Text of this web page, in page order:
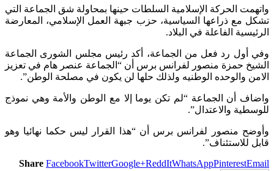
واتهمت الحركة الإسلامية السلطات حينها بمحاولة شق الجماعة التي
تشكل مع ذراعها السياسية، حزب جبهة العمل الإسلامي، المعارضة
الرئيسية الفاعلة في البلاد.
وفي أول رد فعل من الجماعة، أكد رئيس مجلس الشورى الجماعة
الشيخ حمزة منصور لفرانس برس أن “الجماعة عنصر هام في تعزيز
الامن والوحده الوطنيه ولذلك حلها لن يكون في مصلحة الوطن”.
واضاف أن الجماعة “لم تكن يوما إلا مع الوطن والأمة وهي نموذج
للوسطية والاعتدال”.
وأوضح منصور لفرانس برس أن “هذا القرار ليس حكما نهائيا وهو
قابل للاستئناف”.
Share FacebookTwitterGoogle+ReddItWhatsAppPinterestEmail